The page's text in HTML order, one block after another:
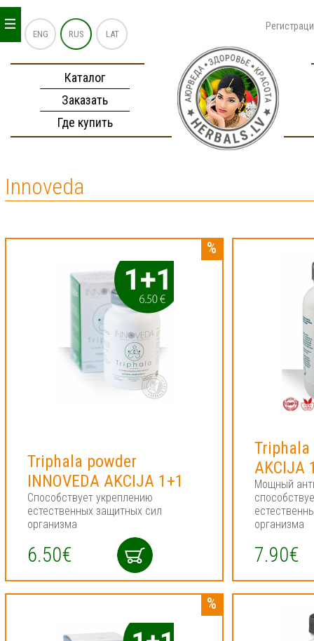
ENG RUS LAT
Каталог
Заказать
Где купить
_
_
_
Innoveda
Triphala powder
INNOVEDA AKCIJA 1+1
Способствует укреплению
естественных защитных сил
организма
6.50€
Triphala
AKCIJA
Мощный
организма
7.90€